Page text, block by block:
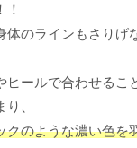
！
体のラインもさりげ
ヒールで合わせるこ
、
クのような濃い色を